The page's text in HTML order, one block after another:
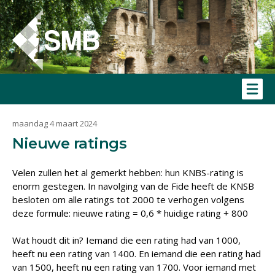
maandag 4 maart 2024
Nieuwe ratings
Velen zullen het al gemerkt hebben: hun KNBS-rating is
enorm gestegen. In navolging van de Fide heeft de KNSB
besloten om alle ratings tot 2000 te verhogen volgens
deze formule: nieuwe rating = 0,6 * huidige rating + 800
Wat houdt dit in? Iemand die een rating had van 1000,
heeft nu een rating van 1400. En iemand die een rating had
van 1500, heeft nu een rating van 1700. Voor iemand met